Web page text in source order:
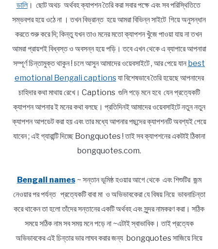
ডালি। ছোট অথচ অর্থবহ ক্যাপশন তৈরি করা সবার পক্ষে এবং সব পরিস্থিতিতে
সম্ভবপর হয়ে ওঠে না । তখন বিভ্রান্ত হয়ে আমরা বিভিন্ন সাইটে গিয়ে অনুসন্ধান
করতে শুরু করে দি; কিন্তু যখন তাও মনের মতো ক্যাপশন খুঁজে পাওয়া যায় না তখন
আমরা প্রায়শই বিধ্বস্ত ও অবসন্ন হয়ে পড়ি। তবে এখন থেকে এ ব্যাপারে আপনারা
সম্পূর্ণ চিন্তামুক্ত থাকুন ! চলে আসুন আমাদের ওয়েবসাইটে , আর পেয়ে যান best
emotional Bengali captionsযা বিশেষভাবে তৈরি হয়েছে আপনাদের
চাহিদার কথা মাথায় রেখে। Captions গুলি পড়ে মনে হবে যেন প্রত্যেকটি
ক্যাপশন আপনার ই মনের কথা বলছে। প্রতিদিনই আমাদের ওয়েবসাইটে নতুন নতুন
ক্যাপশন আপডেট করা হয় এবং তার মধ্যে আপনার পছন্দের ক্যাপশনটি অবশ্যই পেয়ে
যাবেন ; এই গ্যারান্টি দিচ্ছে Bongquotes ! তাই সব ক্যাপশনের একটাই ঠিকানা
bongquotes.com.
Bengali names~ সন্তান ভূমিষ্ঠ হওয়ার আগে থেকে এবং শিশুটির জন্ম
নেওয়ার পর পর্যন্ত প্রত্যেকটি বাবা মা ও অভিভাবকেরা যে বিষয় নিয়ে ভাবনাচিন্তা
করে থাকেন তা হলো তাঁদের সন্তানের একটি অর্থবহ এবং সুন্দর নামকরণ করা। সঠিক
সময়ে সঠিক নাম সব সময় মনে পড়ে না ~এটাই স্বাভাবিক। তাই প্রত্যেক
অভিভাবকের এই চিন্তার ভার লাঘব করার জন্য bongquotes সাজিয়ে নিয়ে